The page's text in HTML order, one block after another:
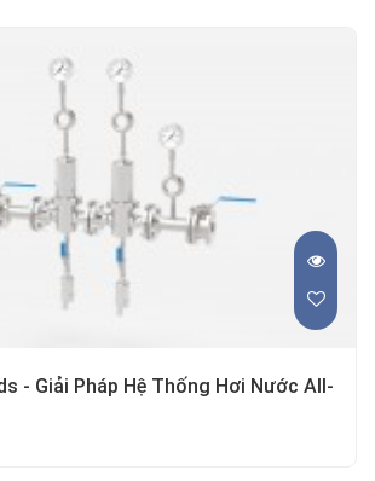
- Giải Pháp Hệ Thống Hơi Nước All-